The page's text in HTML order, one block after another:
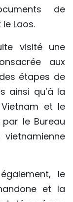
de
Laos.
visité une
aux
étapes de
ainsi qu’à la
et le
le Bureau
le
et la